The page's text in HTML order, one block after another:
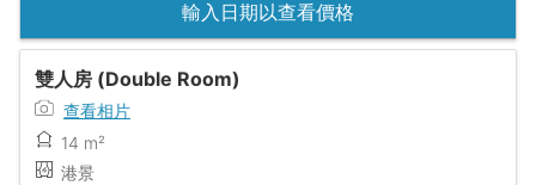
輸入日期以查看價格
雙人房 (Double Room)
查看相片
14 m²
港景